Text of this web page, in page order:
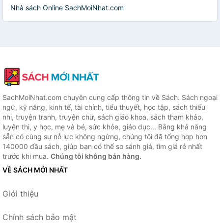
Nhà sách Online SachMoiNhat.com
SachMoiNhat.com chuyên cung cấp thông tin về Sách. Sách ngoại
ngữ, kỹ năng, kinh tế, tài chính, tiểu thuyết, học tập, sách thiếu
nhi, truyện tranh, truyện chữ, sách giáo khoa, sách tham khảo,
luyện thi, y học, mẹ và bé, sức khỏe, giáo dục... Bằng khả năng
sẵn có cùng sự nỗ lực không ngừng, chúng tôi đã tổng hợp hơn
140000 đầu sách, giúp bạn có thể so sánh giá, tìm giá rẻ nhất
trước khi mua. Chúng tôi không bán hàng.
VỀ SÁCH MỚI NHẤT
Giới thiệu
Chính sách bảo mật